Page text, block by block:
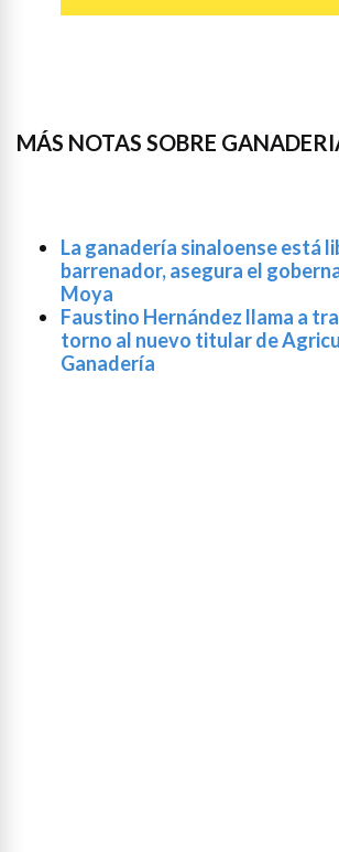
MÁS NOTAS SOBRE
La ganadería sinaloense está
barrenador, asegura el
Moya
Faustino Hernández llama a
torno al nuevo titular de
Ganadería